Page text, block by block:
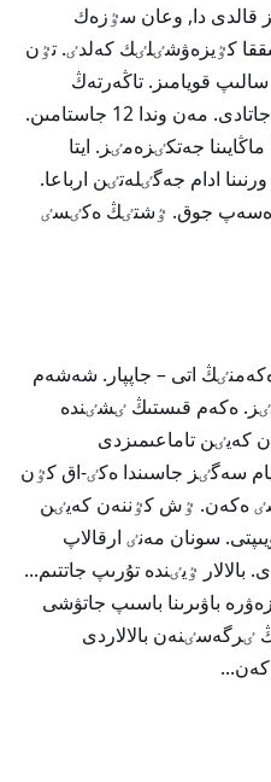
قالدى دا, وعان سٷزەك
كٷيزەۋشٸلٸك كەلدٸ. تٷن
قويامىز. تاڭەرتەڭ
تۇرساق, تٶرت-بەس ادام ٶلٸپ جاتادى. مەن وندا 12 جاستامىن.
جەتكٸزەمٸز. ايتا
ادام جەگٸلەتٸن ارباعا.
ەسەپ جوق. ٷشتٸڭ ەكٸسٸ
ەكەمنٸڭ اتى – جاپپار. شەشەم
ەكەم قىستىڭ ٸشٸندە
تاماعىمىزدى
سەگٸز جاسىندا ەكٸ-اق كٷن
ەكەن. ٷش كٷننەن كەيٸن
سونان مەنٸ ارقالاپ
ٷيٸندە تۇرىپ جاتتىم...
باۋىرىنا باسىپ جاتۋشى
بالالاردى